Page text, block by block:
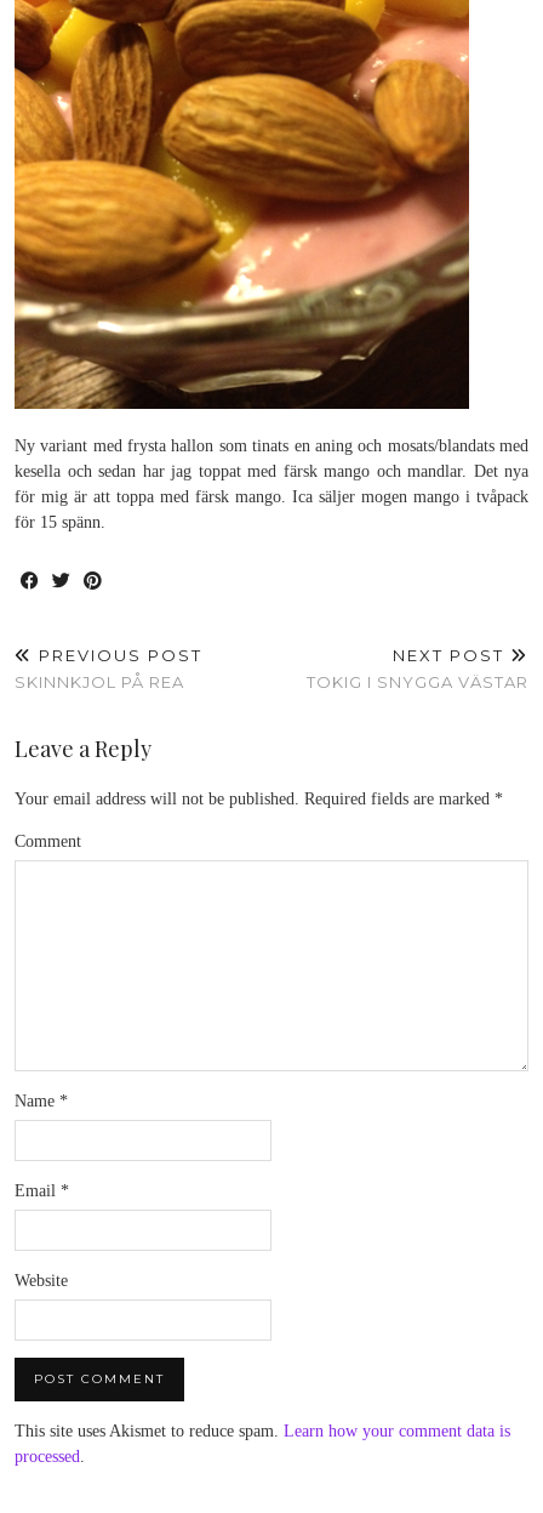
Ny variant med frysta hallon som tinats en aning och mosats/blandats med
kesella och sedan har jag toppat med färsk mango och mandlar. Det nya
för mig är att toppa med färsk mango. Ica säljer mogen mango i tvåpack
för 15 spänn.
PREVIOUS POST
SKINNKJOL PÅ REA
NEXT POST
TOKIG I SNYGGA VÄSTAR
Leave a Reply
Your email address will not be published. Required fields are marked *
Comment
Name *
Email *
Website
This site uses Akismet to reduce spam. Learn how your comment data is
processed.